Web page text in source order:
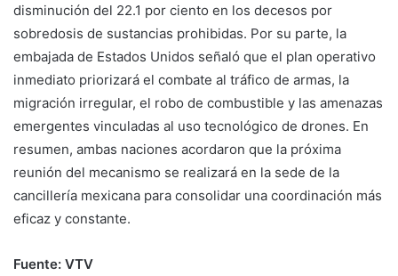
disminución del 22.1 por ciento en los decesos por
sobredosis de sustancias prohibidas. Por su parte, la
embajada de Estados Unidos señaló que el plan operativo
inmediato priorizará el combate al tráfico de armas, la
migración irregular, el robo de combustible y las amenazas
emergentes vinculadas al uso tecnológico de drones. En
resumen, ambas naciones acordaron que la próxima
reunión del mecanismo se realizará en la sede de la
cancillería mexicana para consolidar una coordinación más
eficaz y constante.
Fuente: VTV